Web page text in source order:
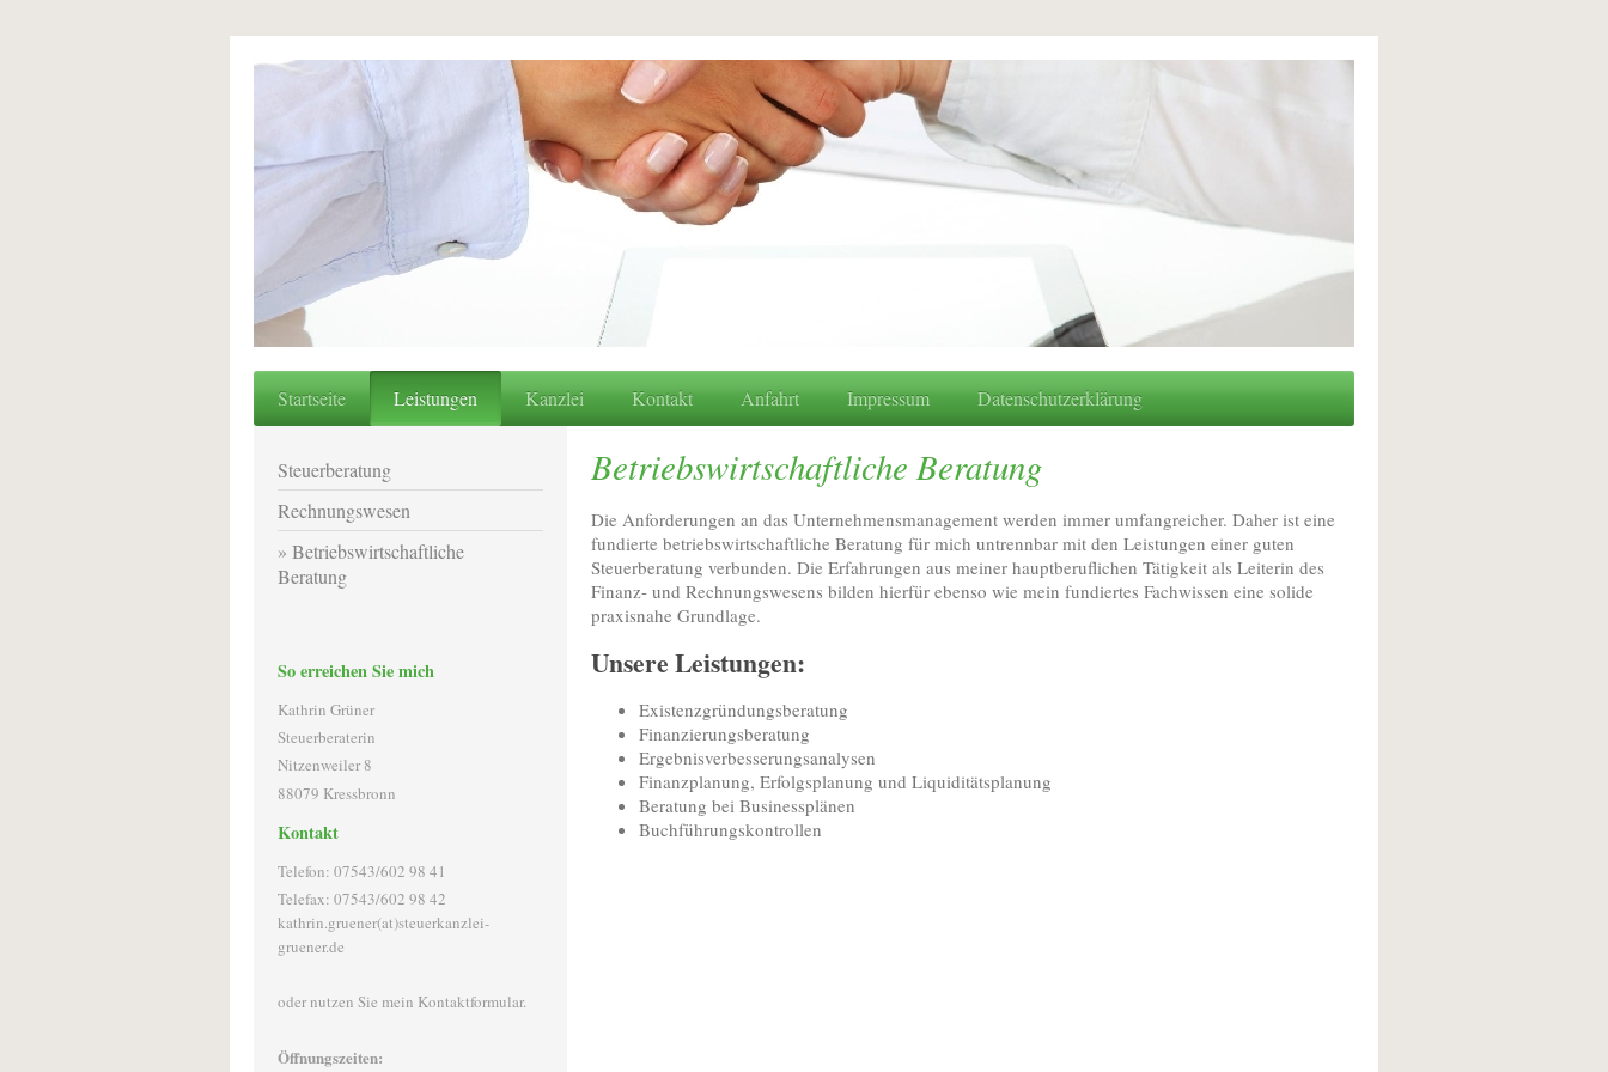
Startseite Leistungen Kanzlei Kontakt Anfahrt Impressum Datenschutzerklärung
Betriebswirtschaftliche Beratung
Die Anforderungen an das Unternehmensmanagement werden immer umfangreicher. Daher ist eine
fundierte betriebswirtschaftliche Beratung für mich untrennbar mit den Leistungen einer guten
Steuerberatung verbunden. Die Erfahrungen aus meiner hauptberuflichen Tätigkeit als Leiterin des
Finanz- und Rechnungswesens bilden hierfür ebenso wie mein fundiertes Fachwissen eine solide
praxisnahe Grundlage.
Unsere Leistungen:
Existenzgründungsberatung
Finanzierungsberatung
Ergebnisverbesserungsanalysen
Finanzplanung, Erfolgsplanung und Liquiditätsplanung
Beratung bei Businessplänen
Buchführungskontrollen
Steuerberatung
Rechnungswesen
Betriebswirtschaftliche
Beratung
So erreichen Sie mich
Kathrin Grüner
Steuerberaterin
Nitzenweiler 8
88079 Kressbronn
Kontakt
Telefon: 07543/602 98 41
Telefax: 07543/602 98 42
kathrin.gruener(at)steuerkanzlei-
gruener.de
oder nutzen Sie mein Kontaktformular.
Öffnungszeiten: